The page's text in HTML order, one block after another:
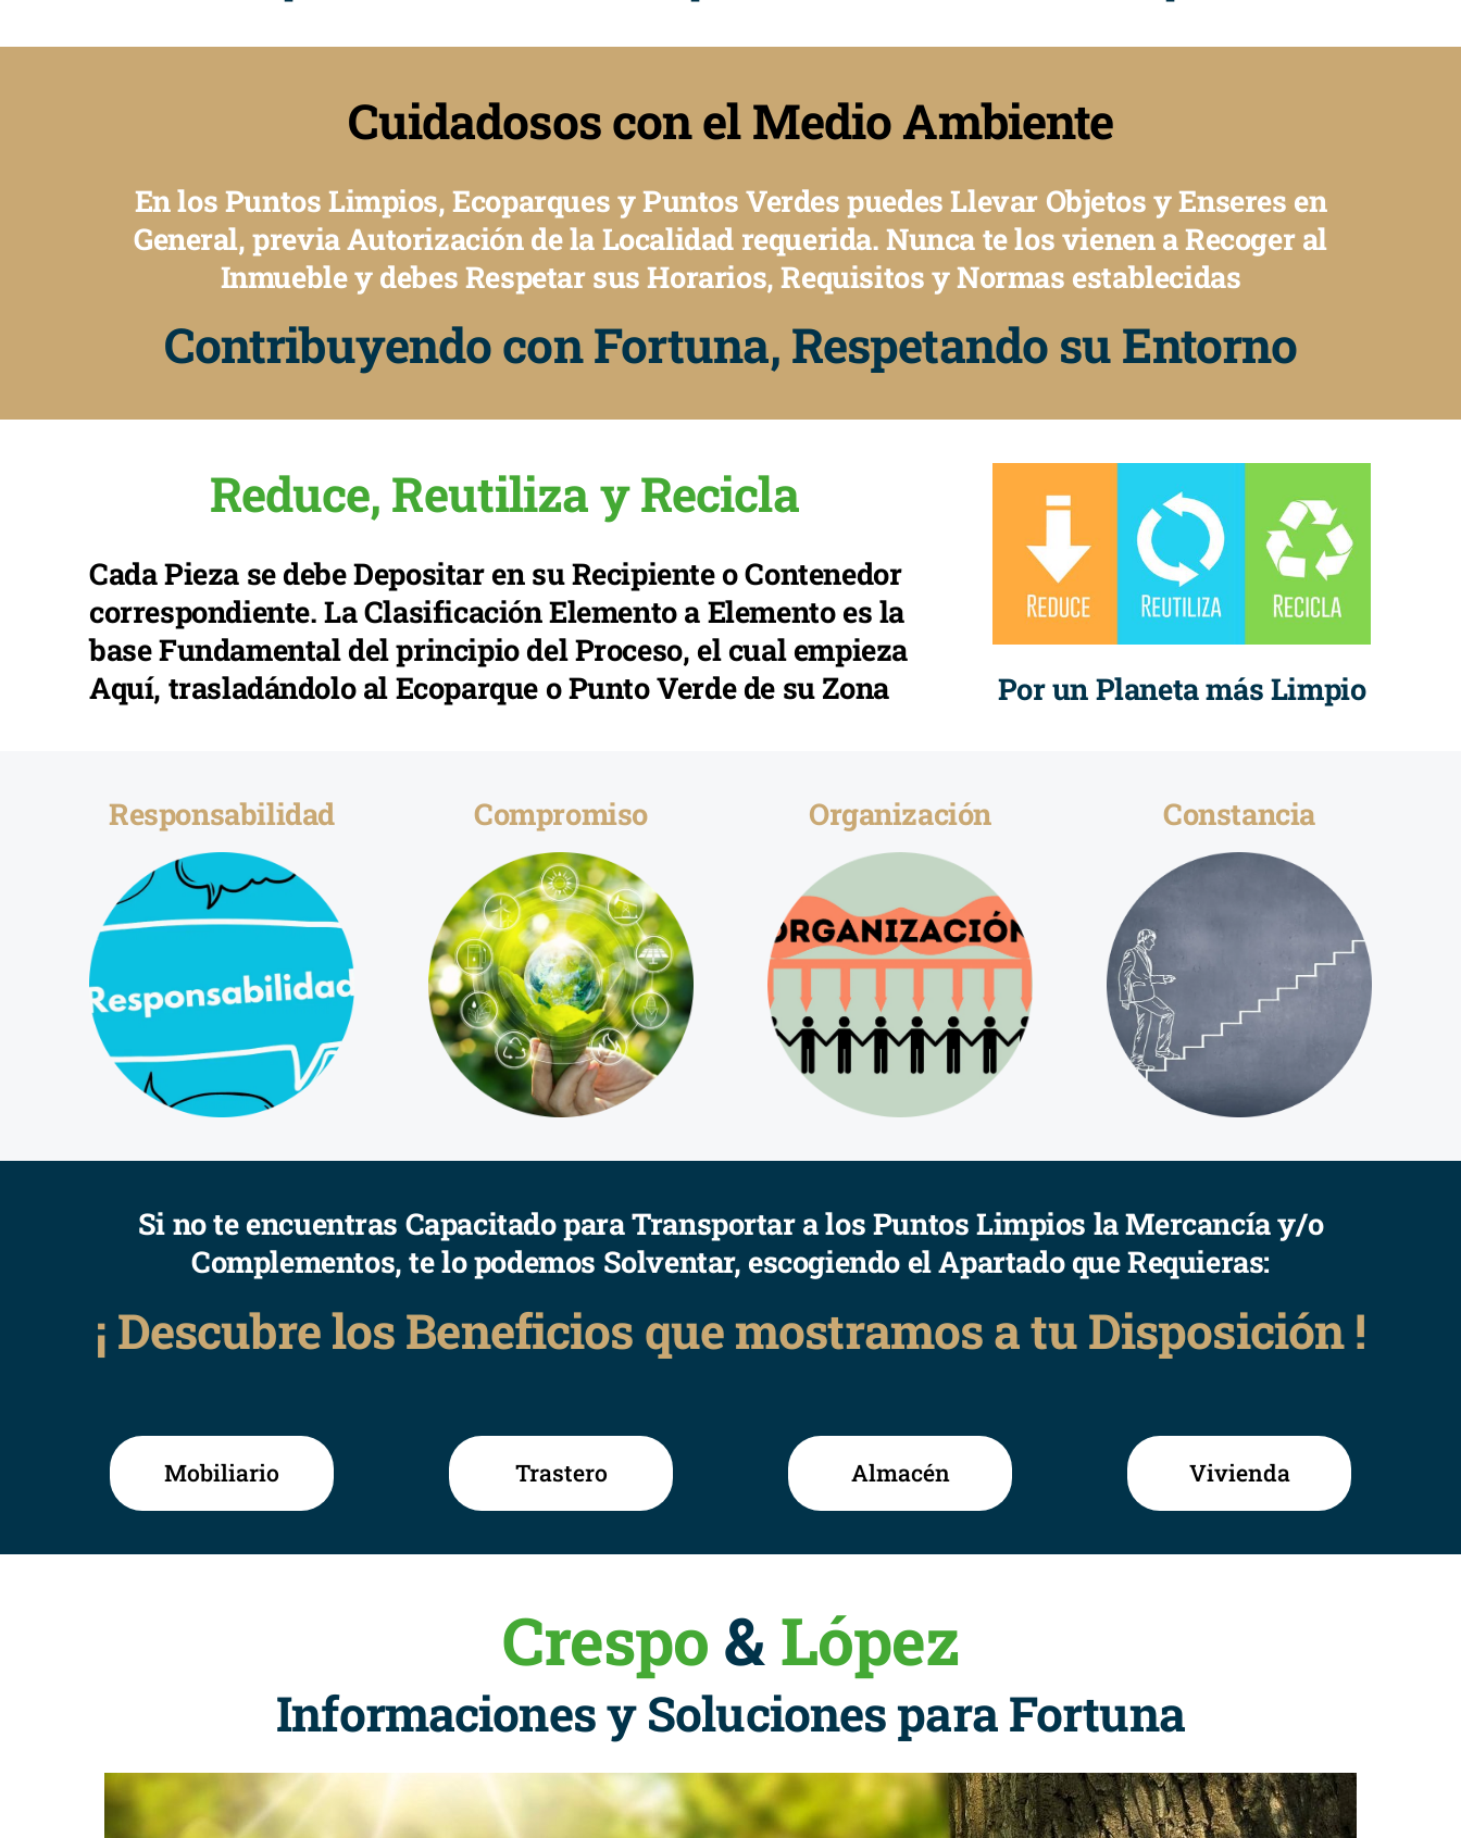
Cuidadosos con el Medio Ambiente
En los Puntos Limpios, Ecoparques y Puntos Verdes puedes Llevar Objetos y Enseres en
General, previa Autorización de la Localidad requerida. Nunca te los vienen a Recoger al
Inmueble y debes Respetar sus Horarios, Requisitos y Normas establecidas
Contribuyendo con Fortuna, Respetando su Entorno
Reduce, Reutiliza y Recicla
Cada Pieza se debe Depositar en su Recipiente o Contenedor
correspondiente. La Clasificación Elemento a Elemento es la
base Fundamental del principio del Proceso, el cual empieza
Aquí, trasladándolo al Ecoparque o Punto Verde de su Zona
Por un Planeta más Limpio
Responsabilidad Compromiso Organización Constancia
Si no te encuentras Capacitado para Transportar a los Puntos Limpios la Mercancía y/o
Complementos, te lo podemos Solventar, escogiendo el Apartado que Requieras:
¡ Descubre los Beneficios que mostramos a tu Disposición !
Mobiliario Trastero Almacén Vivienda
Crespo &López
Informaciones y Soluciones para Fortuna